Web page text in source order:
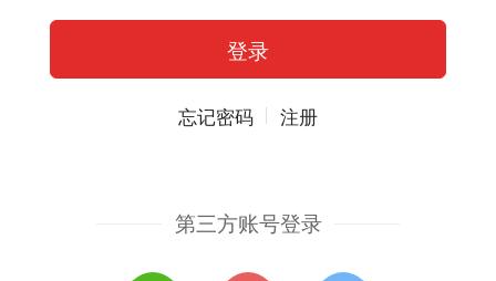
忘记密码 注册
第三方账号登录